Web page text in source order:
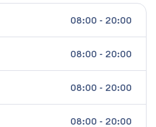
08:00 - 20:00
08:00 - 20:00
08:00 - 20:00
08:00 - 20:00